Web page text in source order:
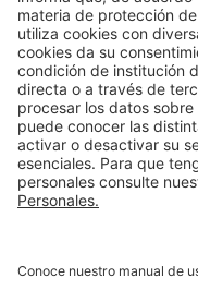
Mapa del sitio arrow_outward
Síguenos
LinkedIn
Instagram
Facebook
TikTok